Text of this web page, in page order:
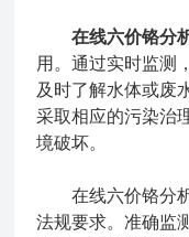
在线六价铬分
用。通过实时监测
及时了解水体或废
采取相应的污染治
境破坏。
在线六价铬分析
法规要求。准确监